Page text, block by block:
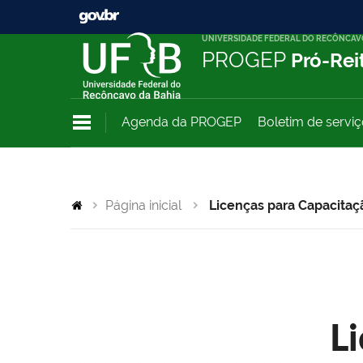
UNIVERSIDADE FEDERAL DO
PROGEP Pró-
Agenda da PROGEP Boletim de
Página inicial Licenças para